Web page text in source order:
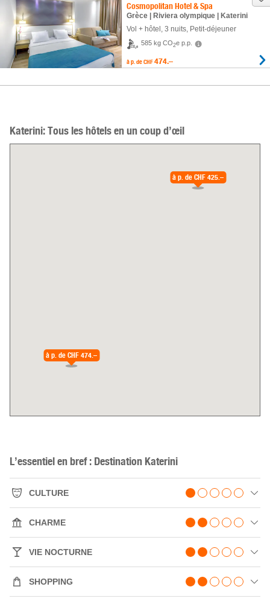
Cosmopolitan Hotel & Spa
Grèce | Riviera olympique | Katerini
Vol + hôtel 3 nuits, Petit-déjeuner
585 kg CO2e p.p.
à p. de CHF 474.–
Katerini: Tous les hôtels en un coup d’œil
à p. de CHF 425.–
à p. de CHF 474.–
L’essentiel en bref : Destination Katerini
CULTURE
CHARME
VIE NOCTURNE
SHOPPING